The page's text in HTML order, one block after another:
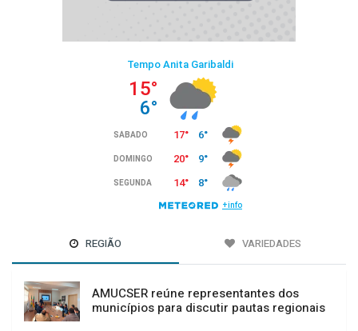
REGIÃO VARIEDADES
AMUCSER reúne representantes dos
municípios para discutir pautas regionais